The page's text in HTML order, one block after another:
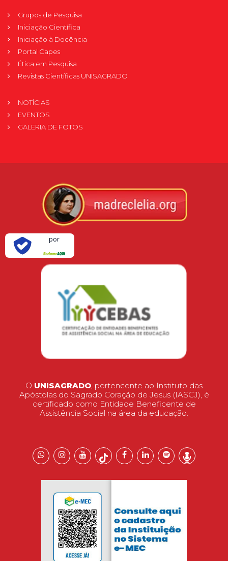
Grupos de Pesquisa
Iniciação Científica
Iniciação à Docência
Portal Capes
Ética em Pesquisa
Revistas Científicas UNISAGRADO
NOTÍCIAS
EVENTOS
GALERIA DE FOTOS
por
O UNISAGRADO, pertencente ao Instituto das
Apóstolas do Sagrado Coração de Jesus (IASCJ), é
certificado como Entidade Beneficente de
Assistência Social na área da educação.